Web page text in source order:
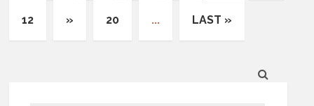
12 » 20 ... LAST »